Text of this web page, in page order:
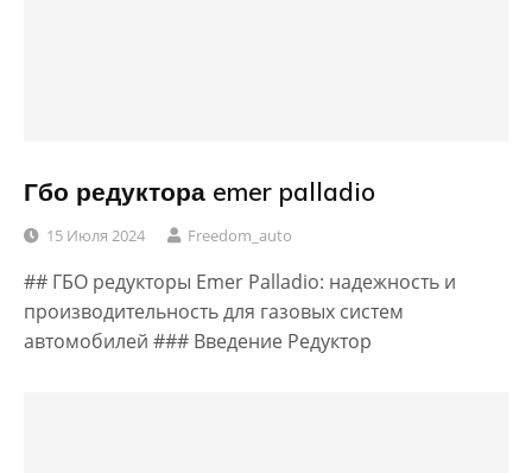
Гбо редуктора emer palladio
15 Июля 2024 Freedom_auto
## ГБО редукторы Emer Palladio: надежность и
производительность для газовых систем
автомобилей ### Введение Редуктор